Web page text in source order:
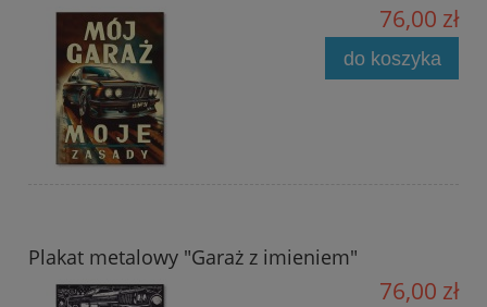
76,00 zł
do koszyka
Plakat metalowy "Garaż z imieniem"
76,00 zł